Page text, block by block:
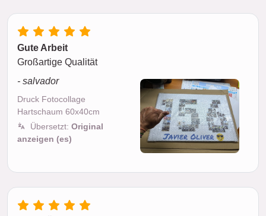
Gute Arbeit
Großartige Qualität
- salvador
Druck Fotocollage
Hartschaum 60x40cm
Übersetzt: Original
anzeigen (es)